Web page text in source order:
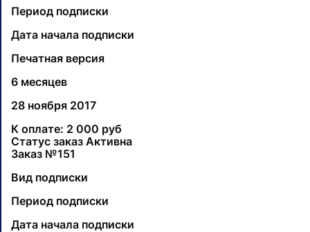
Период подписки
Дата начала подписки
Печатная версия
6 месяцев
28 ноября 2017
К оплате: 2 000 руб
Статус заказ Активна
Заказ №151
Вид подписки
Период подписки
Дата начала подписки